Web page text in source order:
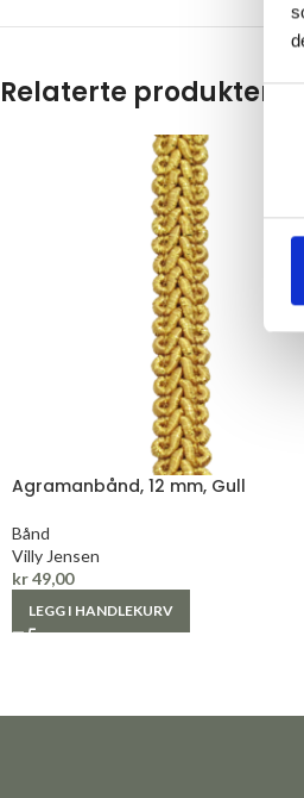
Relaterte produkter
Agramanbånd, 12 mm, Gull
Bånd
Villy Jensen
kr49,00
LEGG I HANDLEKURV